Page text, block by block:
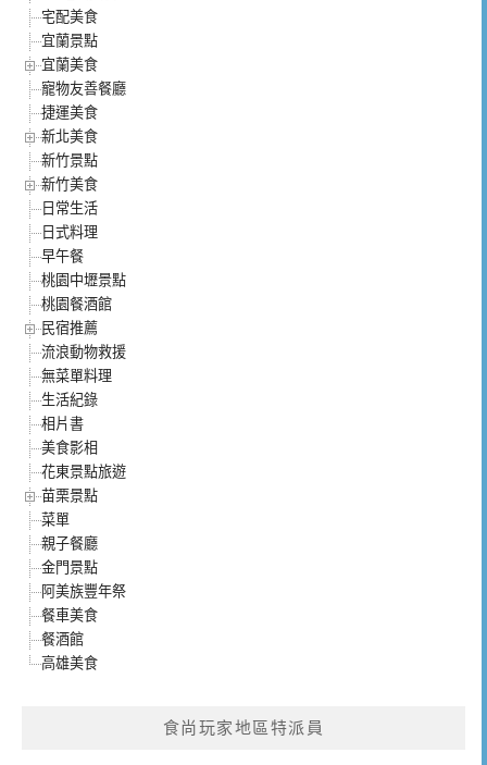
宅配美食
宜蘭景點
宜蘭美食
寵物友善餐廳
捷運美食
新北美食
新竹景點
新竹美食
日常生活
日式料理
早午餐
桃園中壢景點
桃園餐酒館
民宿推薦
流浪動物救援
無菜單料理
生活紀錄
相片書
美食影相
花東景點旅遊
苗栗景點
菜單
親子餐廳
金門景點
阿美族豐年祭
餐車美食
餐酒館
高雄美食
食尚玩家地區特派員